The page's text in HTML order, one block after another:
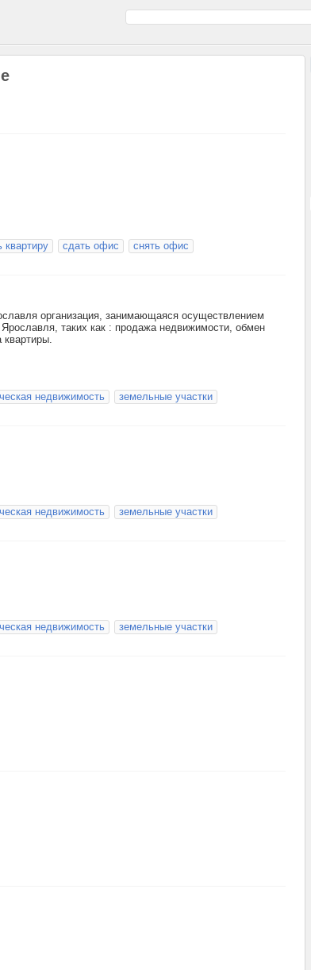
квартиру сдать офис
снять офис
организация, занимающаяся осуществлением
таких как : продажа недвижимости, обмен
квартиры.
недвижимость земельные участки
недвижимость земельные участки
недвижимость земельные участки